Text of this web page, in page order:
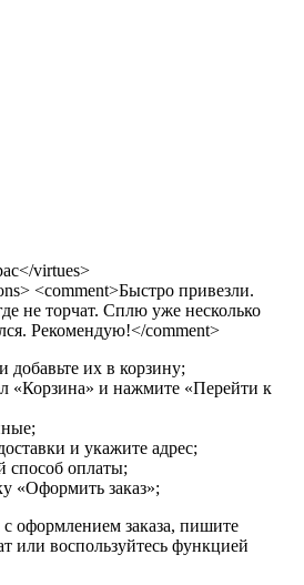
virtues>
<comment>Быстро привезли.
не торчат. Сплю уже несколько
Рекомендую!</comment>
добавьте их в корзину;
«Корзина» и нажмите «Перейти к
и укажите адрес;
способ оплаты;
«Оформить заказ»;
оформлением заказа, пишите
или воспользуйтесь функцией